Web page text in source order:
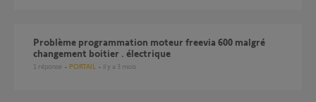
Problème programmation moteur freevia 600 malgré
changement boitier . électrique
1 réponse PORTAIL il y a 3 mois